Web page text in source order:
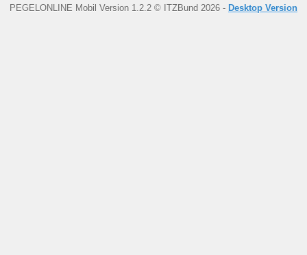
PEGELONLINE Mobil Version 1.2.2 © ITZBund 2026 - Desktop Version